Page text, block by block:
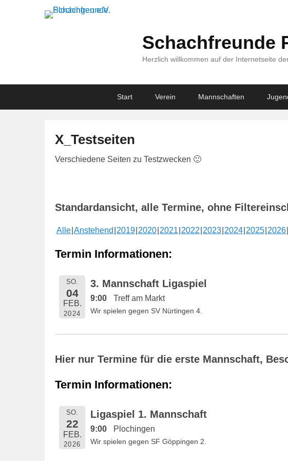
Schachfreunde
Herzlich willkommen auf der Internetseite
Start Verein Mannschaften
X_Testseiten
V
f
e
n
1
Verschiedene Seiten zu Testzwecken 🙂
Standardansicht, alle Termine, ohne
Alle Anstehend 2019 2020 2021 2022 2023 2024 2025 2026
Termin Informationen:
SO.
04
FEB.
2024
3. Mannschaft Ligaspiel
9:00 Treff am Markt
Wir spielen gegen SV Nürtingen 4.
Hier nur Termine für die erste Mannschaft,
Termin Informationen:
SO.
22
FEB.
2026
Ligaspiel 1. Mannschaft
9:00 Plochingen
Wir spielen gegen SF Göppingen 2.